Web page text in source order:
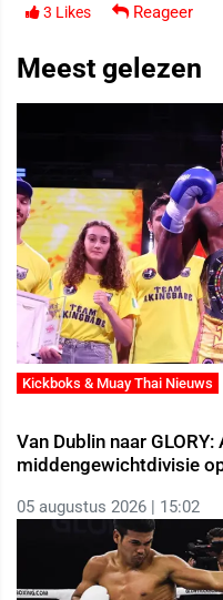
3 Likes Reageer
Meest gelezen
Kickboks & Muay Thai Nieuws
Van Dublin naar
middengewichtdivisie
05 augustus 2026 | 15:02